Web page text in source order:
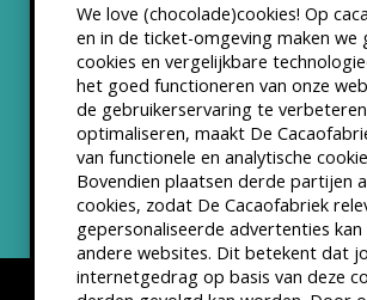
We love (chocolade)cookies! Op
en in de ticket-omgeving maken we
cookies en vergelijkbare
het goed functioneren van onze
de gebruikerservaring te
optimaliseren, maakt De
van functionele en analytische
Bovendien plaatsen derde partijen
cookies, zodat De Cacaofabriek
gepersonaliseerde advertenties
andere websites. Dit betekent dat
internetgedrag op basis van deze
Partners &
ANBI status
Nieuwsbrief